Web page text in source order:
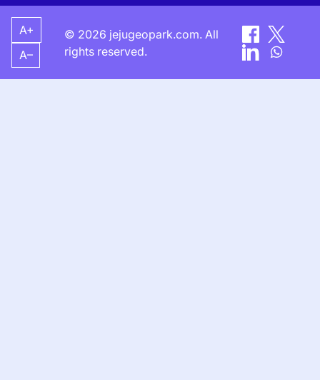
A+
A–
© 2026 jejugeopark.com. All
rights reserved.